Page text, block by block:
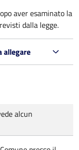
aver esaminato la
dalla legge.
allegare
alcun